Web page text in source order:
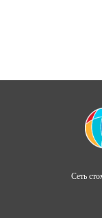
Сеть